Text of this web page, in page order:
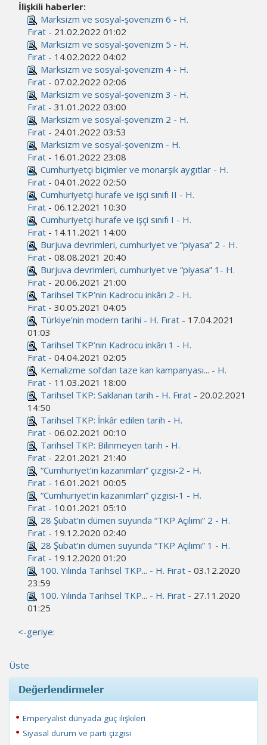
İlişkili haberler:
Marksizm ve sosyal-şovenizm 6 - H.
Fırat - 21.02.2022 01:02
Marksizm ve sosyal-şovenizm 5 - H.
Fırat - 14.02.2022 04:02
Marksizm ve sosyal-şovenizm 4 - H.
Fırat - 07.02.2022 02:06
Marksizm ve sosyal-şovenizm 3 - H.
Fırat - 31.01.2022 03:00
Marksizm ve sosyal-şovenizm 2 - H.
Fırat - 24.01.2022 03:53
Marksizm ve sosyal-şovenizm - H.
Fırat - 16.01.2022 23:08
Cumhuriyetçi biçimler ve monarşik aygıtlar - H.
Fırat - 04.01.2022 02:50
Cumhuriyetçi hurafe ve işçi sınıfı II - H.
Fırat - 06.12.2021 10:30
Cumhuriyetçi hurafe ve işçi sınıfı I - H.
Fırat - 14.11.2021 14:00
Burjuva devrimleri, cumhuriyet ve “piyasa” 2 - H.
Fırat - 08.08.2021 20:40
Burjuva devrimleri, cumhuriyet ve “piyasa” 1- H.
Fırat - 20.06.2021 21:00
Tarihsel TKP’nin Kadrocu inkârı 2 - H.
Fırat - 30.05.2021 04:05
Türkiye’nin modern tarihi - H. Fırat - 17.04.2021
01:03
Tarihsel TKP’nin Kadrocu inkârı 1 - H.
Fırat - 04.04.2021 02:05
Kemalizme sol’dan taze kan kampanyası... - H.
Fırat - 11.03.2021 18:00
Tarihsel TKP: Saklanan tarih - H. Fırat - 20.02.2021
14:50
Tarihsel TKP: İnkâr edilen tarih - H.
Fırat - 06.02.2021 00:10
Tarihsel TKP: Bilinmeyen tarih - H.
Fırat - 22.01.2021 21:40
“Cumhuriyet’in kazanımları” çizgisi-2 - H.
Fırat - 16.01.2021 00:05
“Cumhuriyet’in kazanımları” çizgisi-1 - H.
Fırat - 10.01.2021 05:10
28 Şubat’ın dümen suyunda “TKP Açılımı” 2 - H.
Fırat - 19.12.2020 02:40
28 Şubat’ın dümen suyunda “TKP Açılımı” 1 - H.
Fırat - 19.12.2020 01:20
100. Yılında Tarihsel TKP... - H. Fırat - 03.12.2020
23:59
100. Yılında Tarihsel TKP... - H. Fırat - 27.11.2020
01:25
<-geriye:
Üste
Değerlendirmeler
Emperyalist dünyada güç ilişkileri
Siyasal durum ve parti çizgisi